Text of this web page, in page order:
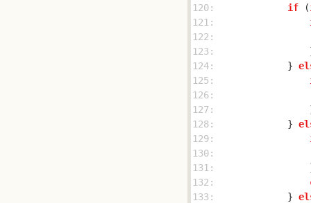
120:
if (
121:
122:
123:
124:
            }
125:
126:
127:
128:
            }
129:
130:
131:
132:
133:
            }